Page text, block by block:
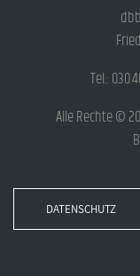
Tel.:
Alle Rechte ©
DATENSCHUTZ